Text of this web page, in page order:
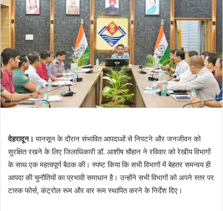
देहरादून। मानसून के दौरान संभावित आपदाओं से निपटने और जनजीवन को
सुरक्षित रखने के लिए जिलाधिकारी डॉ. आशीष चौहान ने रविवार को रेखीय विभागों
के साथ एक महत्वपूर्ण बैठक की। स्पष्ट किया कि सभी विभागों में बेहतर समन्वय ही
आपदा की चुनौतियों का प्रभावी समाधान है। उन्होंने सभी विभागों को अपने स्तर पर
टास्क फोर्स, कंट्रोल रूम और वार रूम स्थापित करने के निर्देश दिए।